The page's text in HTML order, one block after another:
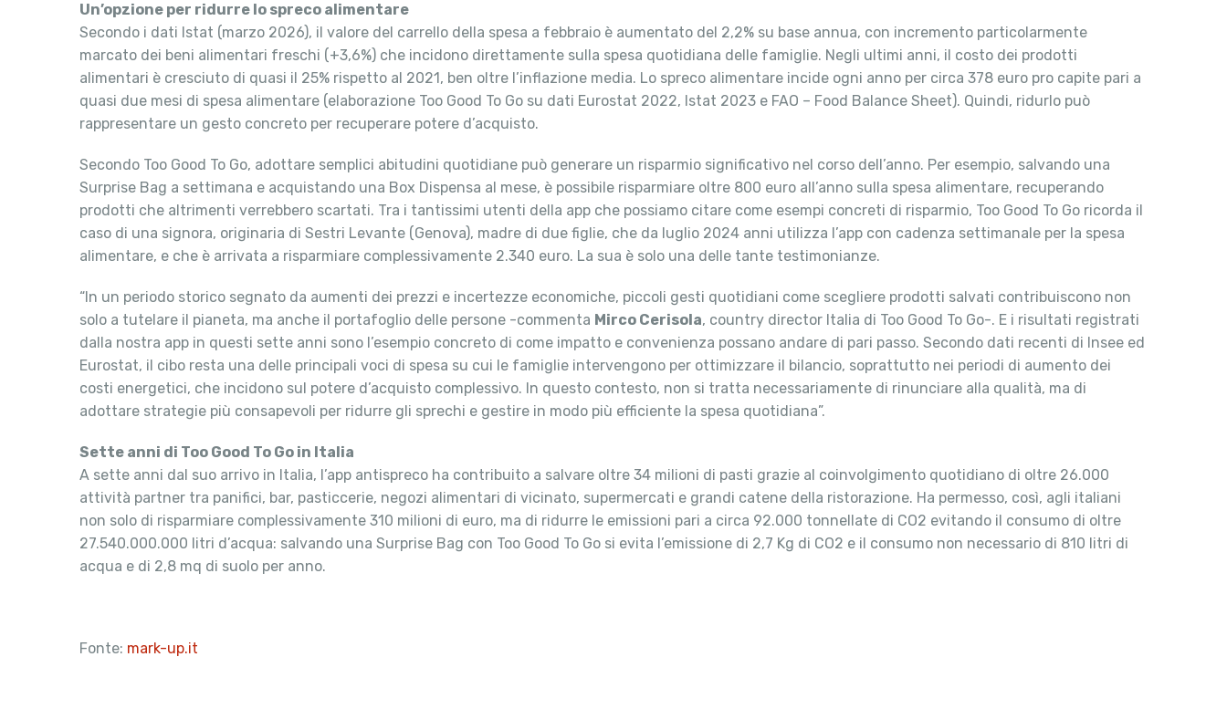
Un’opzione per ridurre lo spreco alimentare
Secondo i dati Istat (marzo 2026), il valore del carrello della spesa a febbraio è aumentato del 2,2% su base annua, con incremento particolarmente
marcato dei beni alimentari freschi (+3,6%) che incidono direttamente sulla spesa quotidiana delle famiglie. Negli ultimi anni, il costo dei prodotti
alimentari è cresciuto di quasi il 25% rispetto al 2021, ben oltre l’inflazione media. Lo spreco alimentare incide ogni anno per circa 378 euro pro capite pari a
quasi due mesi di spesa alimentare (elaborazione Too Good To Go su dati Eurostat 2022, Istat 2023 e FAO – Food Balance Sheet). Quindi, ridurlo può
rappresentare un gesto concreto per recuperare potere d’acquisto.
Secondo Too Good To Go, adottare semplici abitudini quotidiane può generare un risparmio significativo nel corso dell’anno. Per esempio, salvando una
Surprise Bag a settimana e acquistando una Box Dispensa al mese, è possibile risparmiare oltre 800 euro all’anno sulla spesa alimentare, recuperando
prodotti che altrimenti verrebbero scartati. Tra i tantissimi utenti della app che possiamo citare come esempi concreti di risparmio, Too Good To Go ricorda il
caso di una signora, originaria di Sestri Levante (Genova), madre di due figlie, che da luglio 2024 anni utilizza l’app con cadenza settimanale per la spesa
alimentare, e che è arrivata a risparmiare complessivamente 2.340 euro. La sua è solo una delle tante testimonianze.
“In un periodo storico segnato da aumenti dei prezzi e incertezze economiche, piccoli gesti quotidiani come scegliere prodotti salvati contribuiscono non
solo a tutelare il pianeta, ma anche il portafoglio delle persone -commenta Mirco Cerisola, country director Italia di Too Good To Go-. E i risultati registrati
dalla nostra app in questi sette anni sono l’esempio concreto di come impatto e convenienza possano andare di pari passo. Secondo dati recenti di Insee ed
Eurostat, il cibo resta una delle principali voci di spesa su cui le famiglie intervengono per ottimizzare il bilancio, soprattutto nei periodi di aumento dei
costi energetici, che incidono sul potere d’acquisto complessivo. In questo contesto, non si tratta necessariamente di rinunciare alla qualità, ma di
adottare strategie più consapevoli per ridurre gli sprechi e gestire in modo più efficiente la spesa quotidiana”.
Sette anni di Too Good To Go in Italia
A sette anni dal suo arrivo in Italia, l’app antispreco ha contribuito a salvare oltre 34 milioni di pasti grazie al coinvolgimento quotidiano di oltre 26.000
attività partner tra panifici, bar, pasticcerie, negozi alimentari di vicinato, supermercati e grandi catene della ristorazione. Ha permesso, così, agli italiani
non solo di risparmiare complessivamente 310 milioni di euro, ma di ridurre le emissioni pari a circa 92.000 tonnellate di CO2 evitando il consumo di oltre
27.540.000.000 litri d’acqua: salvando una Surprise Bag con Too Good To Go si evita l’emissione di 2,7 Kg di CO2 e il consumo non necessario di 810 litri di
acqua e di 2,8 mq di suolo per anno.
Fonte: mark-up.it